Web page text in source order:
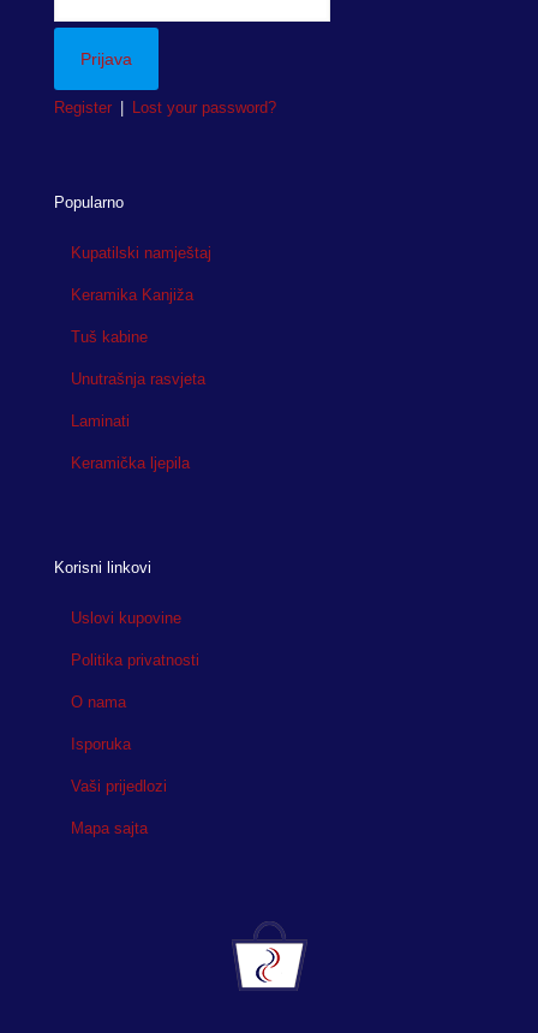
Register Lost your password?
Popularno
Kupatilski namještaj
Keramika Kanjiža
Tuš kabine
Unutrašnja rasvjeta
Laminati
Keramička ljepila
Korisni linkovi
Uslovi kupovine
Politika privatnosti
O nama
Isporuka
Vaši prijedlozi
Mapa sajta